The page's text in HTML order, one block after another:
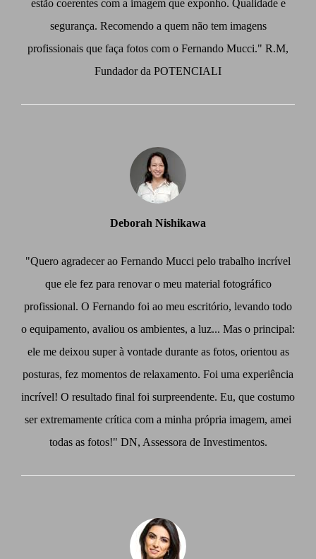
estão coerentes com a imagem que exponho. Qualidade e
segurança. Recomendo a quem não tem imagens
profissionais que faça fotos com o Fernando Mucci." R.M,
Fundador da POTENCIALI
"Quero agradecer ao Fernando Mucci pelo trabalho incrível
que ele fez para renovar o meu material fotográfico
profissional. O Fernando foi ao meu escritório, levando todo
o equipamento, avaliou os ambientes, a luz... Mas o principal:
ele me deixou super à vontade durante as fotos, orientou as
posturas, fez momentos de relaxamento. Foi uma experiência
incrível! O resultado final foi surpreendente. Eu, que costumo
ser extremamente crítica com a minha própria imagem, amei
todas as fotos!" DN, Assessora de Investimentos.
Deborah Nishikawa